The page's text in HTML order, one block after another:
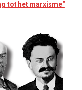
tot het marxisme"